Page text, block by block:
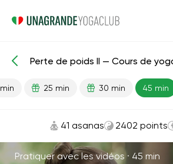
Leçons prêtes Avancé Perte de
Perte de poids II — Cours de
25 min 30 min 45 min
41 asanas 2402 points
Pratiquer avec les vidéos · 45 min